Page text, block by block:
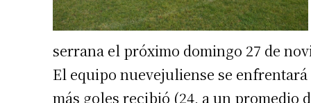
serrana el próximo domingo 27 de
El equipo nuevejuliense se
más goles recibió (24, a un promedio